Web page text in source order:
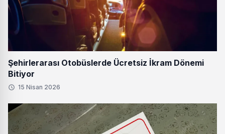
Şehirlerarası Otobüslerde Ücretsiz İkram Dönemi
Bitiyor
15 Nisan 2026